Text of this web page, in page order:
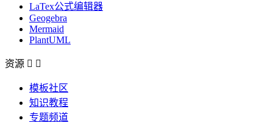
LaTex公式编辑器
Geogebra
Mermaid
PlantUML
资源  
模板社区
知识教程
专题频道